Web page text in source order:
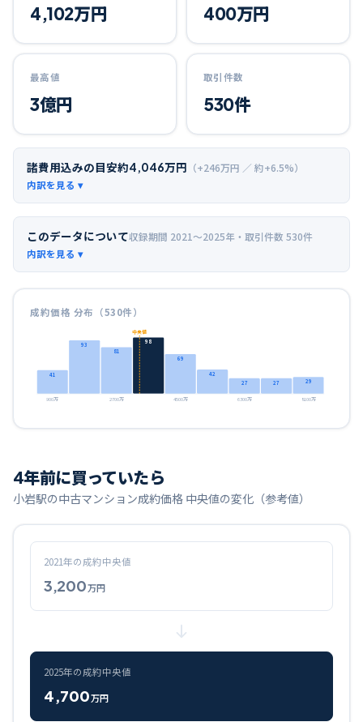
4,102万円 400万円
最高値
3億円
取引件数
530件
諸費用込みの目安約4,046万円 （+246万円 ／ 約+6.5%）
このデータについて収録期間 2021〜2025年 ・取引件数 530件
成約価格 分布（530件）
41
93
81
98
69
42
27 27 29
900万 2700万 4500万 6300万 8100万
中央値
4年前に買っていたら
小岩駅の中古マンション成約価格 中央値の変化（参考値）
2021年の成約中央値
3,200万円
2025年の成約中央値
4,700万円